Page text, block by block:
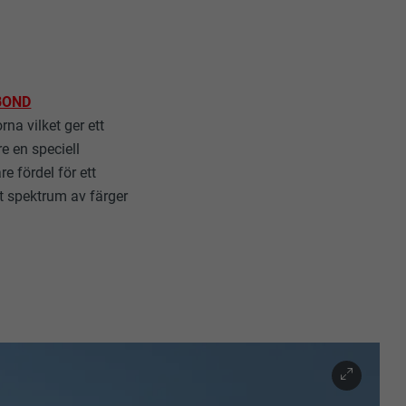
vilket ger ett
en speciell
fördel för ett
spektrum av färger
data om
på
att få åtkomst
20) och om